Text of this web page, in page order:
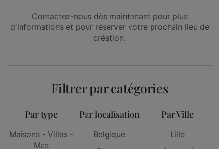
Contactez-nous dès maintenant pour plus
d'informations et pour réserver votre prochain lieu de
création.
Filtrer par catégories
Par type
Maisons - Villas -
Mas
Par localisation
Belgique
Par Ville
Lille